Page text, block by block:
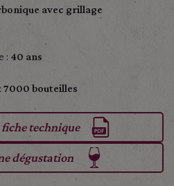
avec grillage
: 40 ans
7000 bouteilles
technique
dégustation